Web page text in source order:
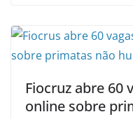
Fiocruz abre 60
online sobre